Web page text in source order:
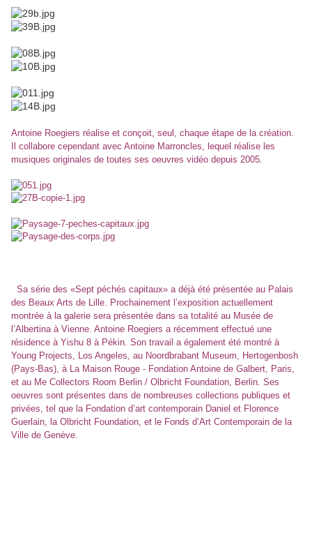
Antoine Roegiers réalise et conçoit, seul, chaque étape de la création.
Il collabore cependant avec Antoine Marroncles, lequel réalise les
musiques originales de toutes ses oeuvres vidéo depuis 2005.
Sa série des «Sept péchés capitaux» a déjà été présentée au Palais
des Beaux Arts de Lille. Prochainement l’exposition actuellement
montrée à la galerie sera présentée dans sa totalité au Musée de
l’Albertina à Vienne. Antoine Roegiers a récemment effectué une
résidence à Yishu 8 à Pékin. Son travail a également été montré à
Young Projects, Los Angeles, au Noordbrabant Museum, Hertogenbosh
(Pays-Bas), à La Maison Rouge - Fondation Antoine de Galbert, Paris,
et au Me Collectors Room Berlin / Olbricht Foundation, Berlin. Ses
oeuvres sont présentes dans de nombreuses collections publiques et
privées, tel que la Fondation d’art contemporain Daniel et Florence
Guerlain, la Olbricht Foundation, et le Fonds d’Art Contemporain de la
Ville de Genève.